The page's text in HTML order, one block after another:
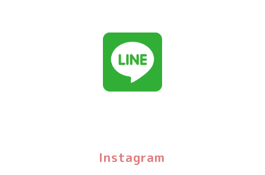
Instagram